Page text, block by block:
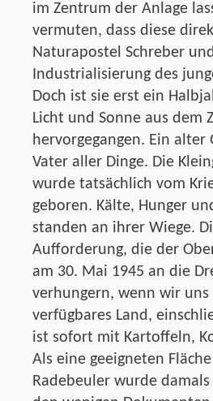
im Zentrum der Anlage
vermuten, dass diese
Naturapostel Schreber
Industrialisierung des
Doch ist sie erst ein
Licht und Sonne aus dem
hervorgegangen. Ein alter
Vater aller Dinge. Die
wurde tatsächlich vom
geboren. Kälte, Hunger
standen an ihrer Wiege.
Aufforderung, die der
am 30. Mai 1945 an die
verhungern, wenn wir
verfügbares Land,
ist sofort mit Kartoffeln,
Als eine geeigneten
Radebeuler wurde